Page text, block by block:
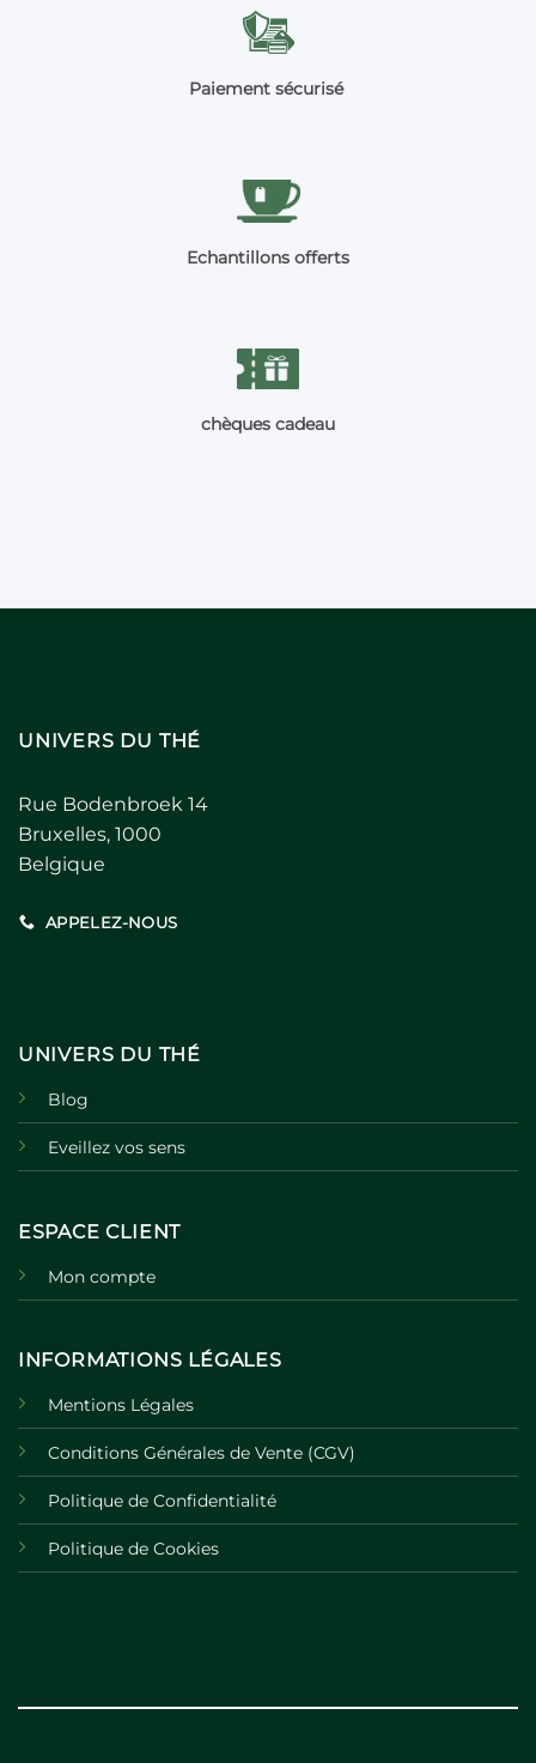
Paiement sécurisé
Echantillons offerts
chèques cadeau
UNIVERS DU THÉ
Rue Bodenbroek 14
Bruxelles, 1000
Belgique
APPELEZ-NOUS
UNIVERS DU THÉ
Blog
Eveillez vos sens
ESPACE CLIENT
Mon compte
INFORMATIONS LÉGALES
Mentions Légales
Conditions Générales de Vente (CGV)
Politique de Confidentialité
Politique de Cookies